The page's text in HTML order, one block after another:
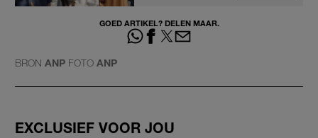
GOED ARTIKEL? DELEN MAAR.
BRON ANP FOTO ANP
EXCLUSIEF VOOR JOU